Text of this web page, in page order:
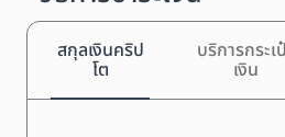
สกุลเงินคริป
โต
บริการกระเ
เงิน